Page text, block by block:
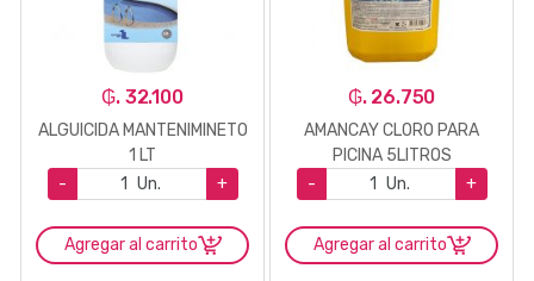
₲. 32.100
ALGUICIDA MANTENIMINETO
1 LT
-
Un. +
Agregar al carrito
₲. 26.750
AMANCAY CLORO PARA
PICINA 5LITROS
-
Un. +
Agregar al carrito